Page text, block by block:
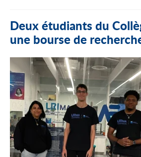
Deux étudiants du
une bourse de